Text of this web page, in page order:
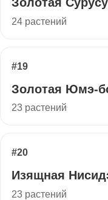
24 растений
#19
Золотая Юмэ-
23 растений
#20
Изящная
23 растений